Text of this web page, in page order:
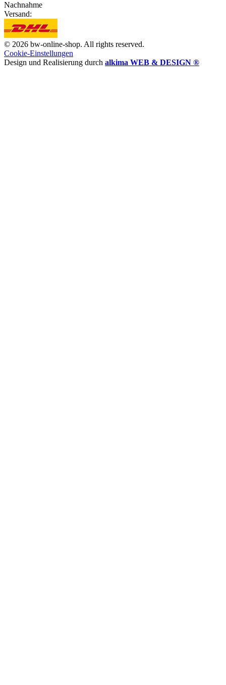
Nachnahme
Versand:
© 2026 bw-online-shop. All rights reserved.
Cookie-Einstellungen
Design und Realisierung durch alkima WEB & DESIGN ®